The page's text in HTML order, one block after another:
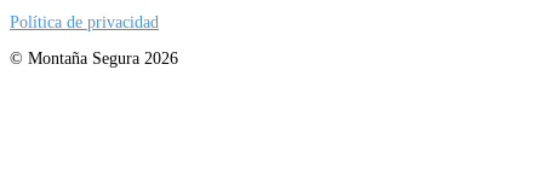
Política de privacidad
© Montaña Segura 2026